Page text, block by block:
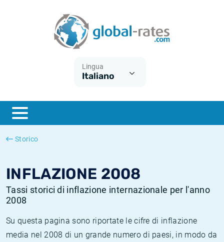
Lingua
Italiano
Storico
INFLAZIONE 2008
Tassi storici di inflazione internazionale per l'anno
2008
Su questa pagina sono riportate le cifre di inflazione
media nel 2008 di un grande numero di paesi, in modo da
ESTER
SONIA
Cos'è l'inflazione CPI?
Cos'è l'inflazione HICP?
Inflazione Italia
Inflazione Stati Uniti
Tassi storici Euribor
Tassi storici di SONIA
Tassi storici di TONAR
Calcolatore dell’inflazione